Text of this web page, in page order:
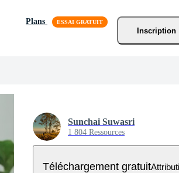
Plans
Inscription
Sunchai Suwasri
1 804 Ressources
Téléchargement gratuit